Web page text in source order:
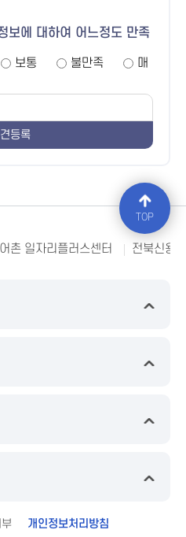
보에 대하여 어느정도 만족
보통 불만족
매
촌 일자리플러스센터 전북신용
개인정보처리방침
TOP